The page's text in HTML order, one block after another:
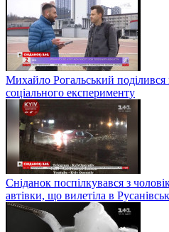
Михайло Рогальський
соціального експерименту
Сніданок поспілкувався з
автівки, що вилетіла в